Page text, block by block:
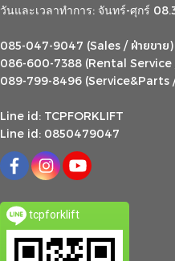
วันและเวลาทำการ: จันทร์-ศุกร์
085-047-9047 (Sales / ฝ่ายขาย)
086-600-7388 (Rental Service
089-799-8496 (Service&Parts
Line id: TCPFORKLIFT
Line id: 0850479047
tcpforklift